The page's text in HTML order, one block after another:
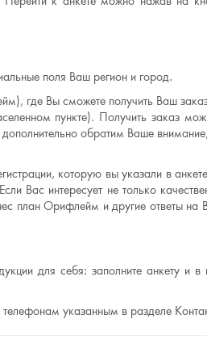
поля Ваш регион и город.
где Вы сможете получить Ваш
пункте). Получить заказ
обратим Ваше
которую вы указали в
Вас интересует не только
план Орифлейм и другие ответы на
для себя: заполните анкету и в
указанным в разделе